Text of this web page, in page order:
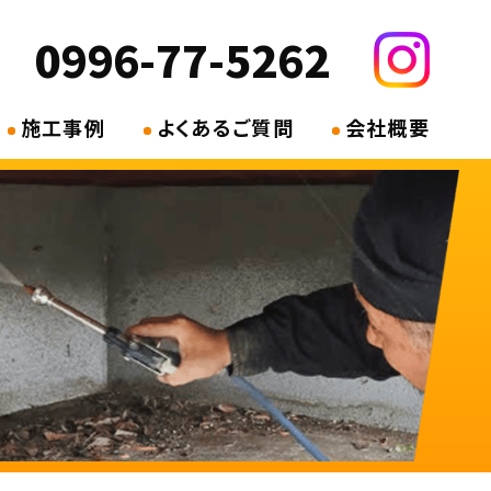
0996-77-5262
施工事例 よくあるご質問 会社概要